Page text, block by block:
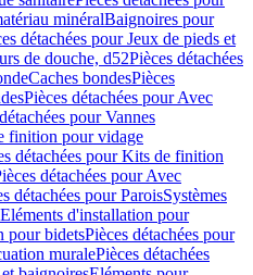
minéralBaignoires pour
détachées pour Jeux de pieds et
de douche, d52Pièces détachées
Caches bondesPièces
Pièces détachées pour Avec
pour Vannes
finition pour vidage
détachées pour Kits de finition
détachées pour Avec
détachées pour ParoisSystèmes
Eléments d'installation pour
pour bidetsPièces détachées pour
muralePièces détachées